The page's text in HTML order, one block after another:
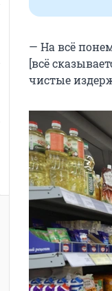
— На всё
[всё
чистые